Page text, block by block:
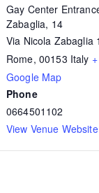
Gay Center
Zabaglia, 14
Via Nicola Zabaglia
Rome, 00153 Italy +
Google Map
Phone
0664501102
View Venue Website